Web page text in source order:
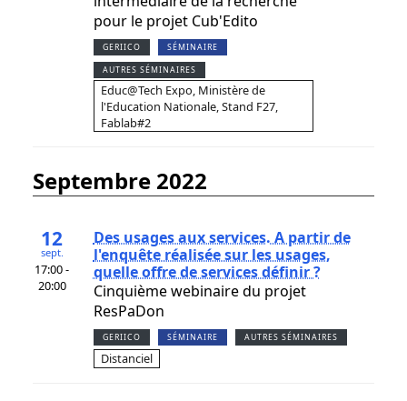
pour le projet Cub'Edito
GERIICO SÉMINAIRE
AUTRES SÉMINAIRES
Educ@Tech Expo, Ministère de
l'Education Nationale, Stand F27,
Fablab#2
septembre 2022
12
sept.
17:00 -
20:00
Des usages aux services. A partir de
l'enquête réalisée sur les usages,
quelle offre de services définir ?
Cinquième webinaire du projet
ResPaDon
GERIICO SÉMINAIRE AUTRES SÉMINAIRES
Distanciel